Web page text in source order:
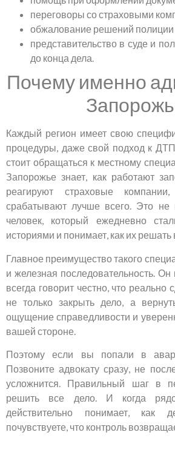
переговоры со страховыми
обжалование решений полиции
представительство в суде и
до конца дела.
Почему именно
Каждый регион имеет свою
процедуры, даже свой подход к
стоит обращаться к местному
Запорожье знает, как работают
реагируют страховые
срабатывают лучше всего. Это не
человек, который ежедневно
историями и понимает, как их решать
Главное преимущество такого
и железная последовательность.
всегда говорит честно, что реально
не только закрыть дело, а
ощущение справедливости и
вашей стороне.
Поэтому если вы попали в
Позвоните адвокату сразу, не
усложнится. Правильный шаг в
решить все дело. И когда
действительно понимает, как
почувствуете, что контроль